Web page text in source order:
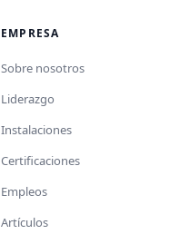
EMPRESA
Sobre nosotros
Liderazgo
Instalaciones
Certificaciones
Empleos
Artículos